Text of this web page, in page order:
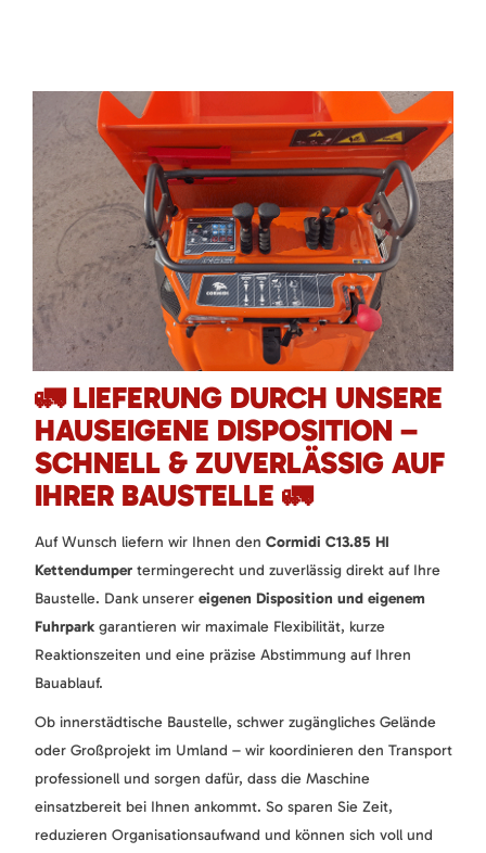
🚛 LIEFERUNG DURCH UNSERE
HAUSEIGENE DISPOSITION –
SCHNELL & ZUVERLÄSSIG AUF
IHRER BAUSTELLE 🚛
Auf Wunsch liefern wir Ihnen den Cormidi C13.85 HI
Kettendumper termingerecht und zuverlässig direkt auf Ihre
Baustelle. Dank unserer eigenen Disposition und eigenem
Fuhrpark garantieren wir maximale Flexibilität, kurze
Reaktionszeiten und eine präzise Abstimmung auf Ihren
Bauablauf.
Ob innerstädtische Baustelle, schwer zugängliches Gelände
oder Großprojekt im Umland – wir koordinieren den Transport
professionell und sorgen dafür, dass die Maschine
einsatzbereit bei Ihnen ankommt. So sparen Sie Zeit,
reduzieren Organisationsaufwand und können sich voll und